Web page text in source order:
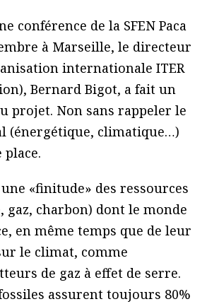
conférence de la SFEN Paca
à Marseille, le directeur
internationale ITER
Bernard Bigot, a fait un
projet. Non sans rappeler le
(énergétique, climatique…)
place.
«finitude» des ressources
gaz, charbon) dont le monde
en même temps que de leur
le climat, comme
de gaz à effet de serre.
assurent toujours 80%